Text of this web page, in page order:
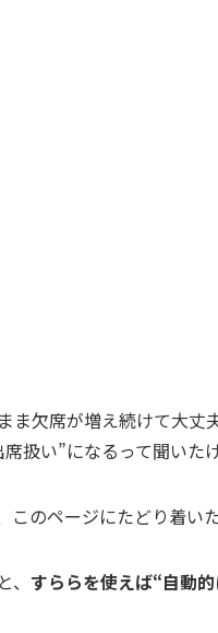
ま欠席が増え続けて大丈
席扱い”になるって聞いた
このページにたどり着い
すららを使えば“自動